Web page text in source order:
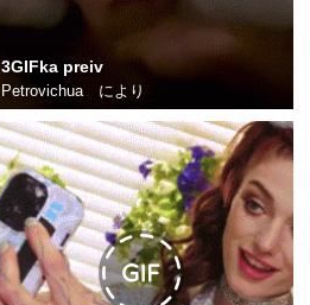
3GIFka preiv
Petrovichuaにより